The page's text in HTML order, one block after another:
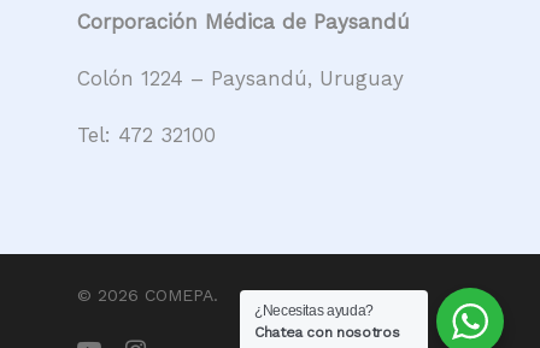
Corporación Médica de Paysandú
Colón 1224 – Paysandú, Uruguay
Tel: 472 32100
© 2026 COMEPA.
¿Necesitas ayuda?
Chatea con nosotros